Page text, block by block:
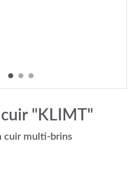
"KLIMT"
cuir multi-brins